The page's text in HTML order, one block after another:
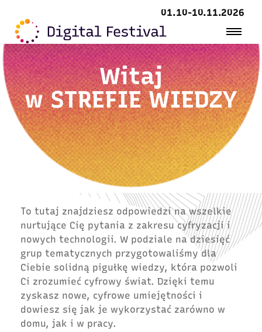
01.10-10.11.2026
Witaj
wSTREFIE WIEDZY
To tutaj znajdziesz odpowiedzi na wszelkie
nurtujące Cię pytania z zakresu cyfryzacji i
nowych technologii. W podziale na dziesięć
grup tematycznych przygotowaliśmy dla
Ciebie solidną pigułkę wiedzy, która pozwoli
Ci zrozumieć cyfrowy świat. Dzięki temu
zyskasz nowe, cyfrowe umiejętności i
dowiesz się jak je wykorzystać zarówno w
domu, jak i w pracy.